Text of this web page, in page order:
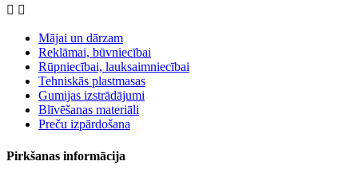
 
Mājai un dārzam
Reklāmai, būvniecībai
Rūpniecībai, lauksaimniecībai
Tehniskās plastmasas
Gumijas izstrādājumi
Blīvēšanas materiāli
Preču izpārdošana
Pirkšanas informācija